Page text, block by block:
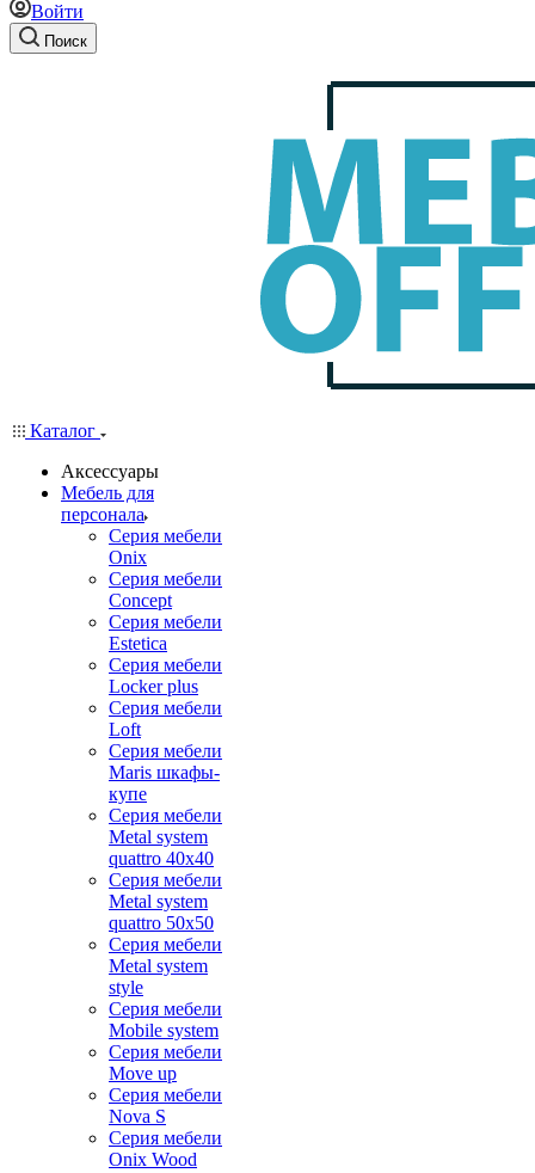
Войти
Поиск
Каталог
Аксессуары
Мебель для
персонала
Серия мебели
Onix
Серия мебели
Concept
Серия мебели
Estetica
Серия мебели
Locker plus
Серия мебели
Loft
Серия мебели
Maris шкафы-
купе
Серия мебели
Metal system
quattro 40x40
Серия мебели
Metal system
quattro 50x50
Серия мебели
Metal system
style
Серия мебели
Mobile system
Серия мебели
Move up
Серия мебели
Nova S
Серия мебели
Onix Wood